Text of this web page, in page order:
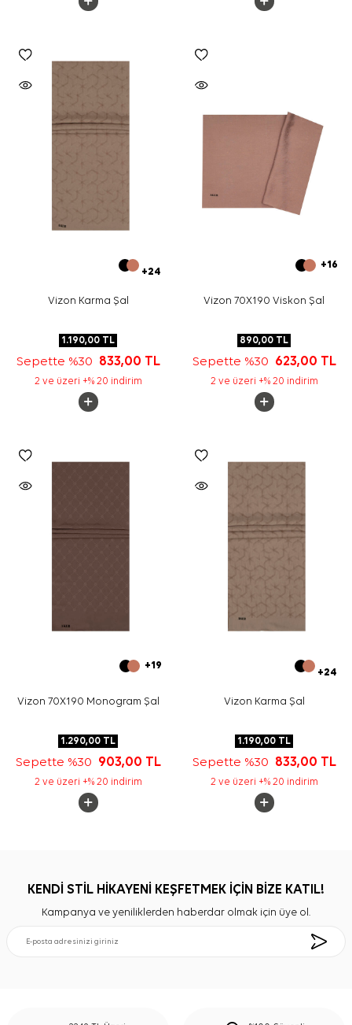
+24
Vizon Karma Şal
1.190,00 TL
Sepette %30 833,00 TL
2 ve üzeri +% 20 indirim
+16
Vizon 70X190 Viskon Şal
890,00 TL
Sepette %30 623,00 TL
2 ve üzeri +% 20 indirim
+19
Vizon 70X190 Monogram Şal
1.290,00 TL
Sepette %30 903,00 TL
2 ve üzeri +% 20 indirim
+24
Vizon Karma Şal
1.190,00 TL
Sepette %30 833,00 TL
2 ve üzeri +% 20 indirim
KENDİ STİL HİKAYENİ KEŞFETMEK İÇİN BİZE KATIL!
Kampanya ve yeniliklerden haberdar olmak için üye ol.